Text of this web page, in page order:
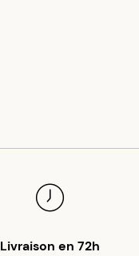
Livraison en 72h